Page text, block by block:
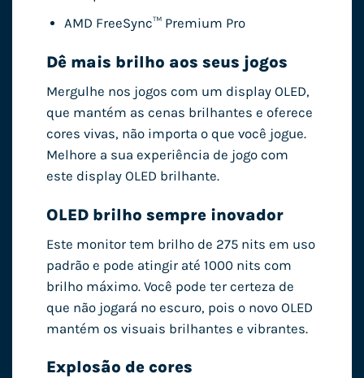
AMD FreeSync™ Premium Pro
Dê mais brilho aos seus jogos
Mergulhe nos jogos com um display OLED,
que mantém as cenas brilhantes e oferece
cores vivas, não importa o que você jogue.
Melhore a sua experiência de jogo com
este display OLED brilhante.
OLED brilho sempre inovador
Este monitor tem brilho de 275 nits em uso
padrão e pode atingir até 1000 nits com
brilho máximo. Você pode ter certeza de
que não jogará no escuro, pois o novo OLED
mantém os visuais brilhantes e vibrantes.
Explosão de cores